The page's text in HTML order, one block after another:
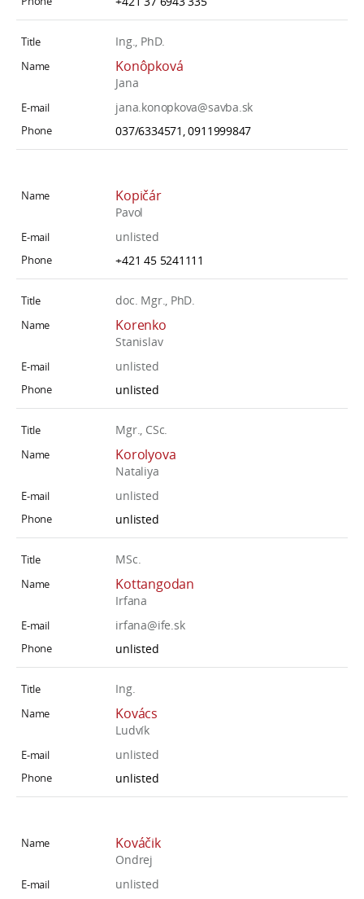
Ing., PhD.
Konôpková
Jana
jana.konopkova@savba.sk
037/6334571, 0911999847
Kopičár
Pavol
unlisted
+421 45 5241111
doc. Mgr., PhD.
Korenko
Stanislav
unlisted
unlisted
Mgr., CSc.
Korolyova
Nataliya
unlisted
unlisted
MSc.
Kottangodan
Irfana
irfana@ife.sk
unlisted
Ing.
Kovács
Ludvík
unlisted
unlisted
Kováčik
Ondrej
unlisted